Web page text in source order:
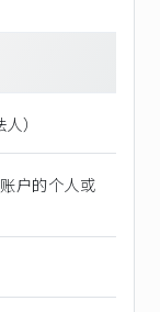
）
户的个人或